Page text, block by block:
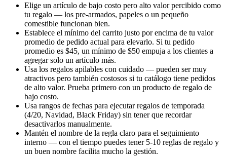
Elige un artículo de bajo costo pero alto valor percibido como
tu regalo — los pre-armados, papeles o un pequeño
comestible funcionan bien.
Establece el mínimo del carrito justo por encima de tu valor
promedio de pedido actual para elevarlo. Si tu pedido
promedio es $45, un mínimo de $50 empuja a los clientes a
agregar solo un artículo más.
Usa los regalos apilables con cuidado — pueden ser muy
atractivos pero también costosos si tu catálogo tiene pedidos
de alto valor. Prueba primero con un producto de regalo de
bajo costo.
Usa rangos de fechas para ejecutar regalos de temporada
(4/20, Navidad, Black Friday) sin tener que recordar
desactivarlos manualmente.
Mantén el nombre de la regla claro para el seguimiento
interno — con el tiempo puedes tener 5-10 reglas de regalo y
un buen nombre facilita mucho la gestión.